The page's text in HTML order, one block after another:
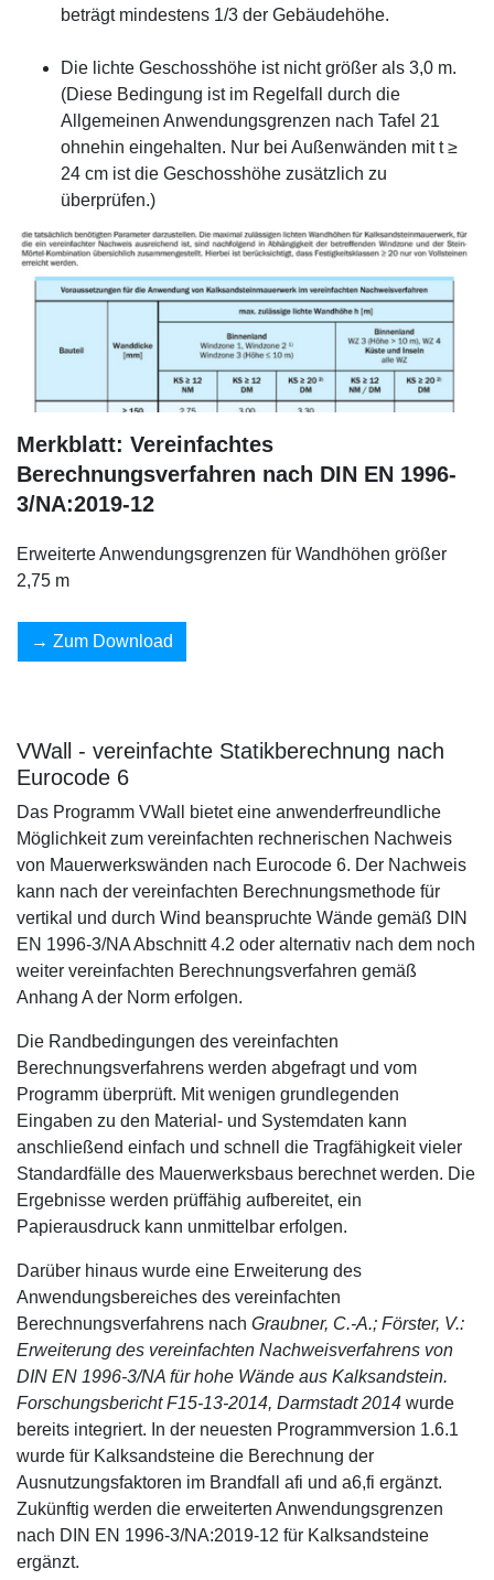
beträgt mindestens 1/3 der Gebäudehöhe.
Die lichte Geschosshöhe ist nicht größer als 3,0 m.
(Diese Bedingung ist im Regelfall durch die
Allgemeinen Anwendungsgrenzen nach Tafel 21
ohnehin eingehalten. Nur bei Außenwänden mit t ≥
24 cm ist die Geschosshöhe zusätzlich zu
überprüfen.)
Merkblatt: Vereinfachtes
Berechnungsverfahren nach DIN EN 1996-
3/NA:2019-12
Erweiterte Anwendungsgrenzen für Wandhöhen größer
2,75 m
Zum Download
VWall - vereinfachte Statikberechnung nach
Eurocode 6
Das Programm VWall bietet eine anwenderfreundliche
Möglichkeit zum vereinfachten rechnerischen Nachweis
von Mauerwerkswänden nach Eurocode 6. Der Nachweis
kann nach der vereinfachten Berechnungsmethode für
vertikal und durch Wind beanspruchte Wände gemäß DIN
EN 1996-3/NA Abschnitt 4.2 oder alternativ nach dem noch
weiter vereinfachten Berechnungsverfahren gemäß
Anhang A der Norm erfolgen.
Die Randbedingungen des vereinfachten
Berechnungsverfahrens werden abgefragt und vom
Programm überprüft. Mit wenigen grundlegenden
Eingaben zu den Material- und Systemdaten kann
anschließend einfach und schnell die Tragfähigkeit vieler
Standardfälle des Mauerwerksbaus berechnet werden. Die
Ergebnisse werden prüffähig aufbereitet, ein
Papierausdruck kann unmittelbar erfolgen.
Darüber hinaus wurde eine Erweiterung des
Anwendungsbereiches des vereinfachten
Berechnungsverfahrens nach Graubner, C.-A.; Förster, V.:
Erweiterung des vereinfachten Nachweisverfahrens von
DIN EN 1996-3/NA für hohe Wände aus Kalksandstein.
Forschungsbericht F15-13-2014, Darmstadt 2014 wurde
bereits integriert. In der neuesten Programmversion 1.6.1
wurde für Kalksandsteine die Berechnung der
Ausnutzungsfaktoren im Brandfall afi und a6,fi ergänzt.
Zukünftig werden die erweiterten Anwendungsgrenzen
nach DIN EN 1996-3/NA:2019-12 für Kalksandsteine
ergänzt.